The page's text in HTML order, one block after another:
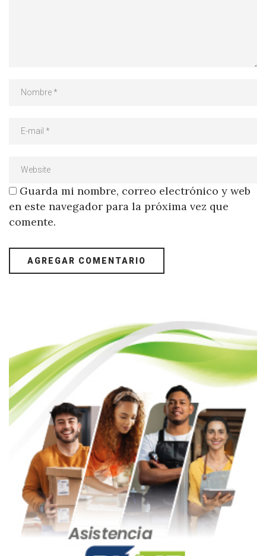
Guarda mi nombre, correo electrónico y web
en este navegador para la próxima vez que
comente.